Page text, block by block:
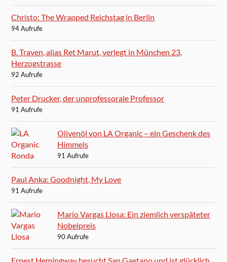
Christo: The Wrapped Reichstag in Berlin
94 Aufrufe
B. Traven, alias Ret Marut, verlegt in München 23,
Herzogstrasse
92 Aufrufe
Peter Drucker, der unprofessorale Professor
91 Aufrufe
Olivenöl von LA Organic – ein Geschenk des
Himmels
91 Aufrufe
Paul Anka: Goodnight, My Love
91 Aufrufe
Mario Vargas Llosa: Ein ziemlich verspäteter
Nobelpreis
90 Aufrufe
Ernest Hemingway besucht San Gaetano und ist glücklich